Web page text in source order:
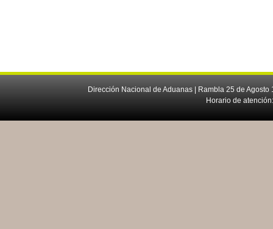
Dirección Nacional de Aduanas | Rambla 25 de
Horario de